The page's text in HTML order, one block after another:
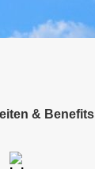
& Benefits